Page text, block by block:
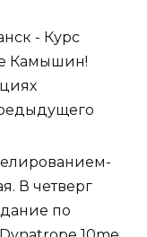
- Курс
Камышин!
В четверг
по